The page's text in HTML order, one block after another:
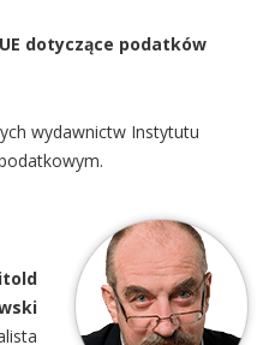
dotyczące podatków
wydawnictw Instytutu